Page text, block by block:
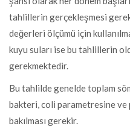
tahlillerin gerçekleşmesi
değerleri ölçümü için
kuyu suları ise bu tahlillerin
gerekmektedir.
Bu tahlilde genelde toplam
bakteri, coli parametresine ve
bakılması gerekir.